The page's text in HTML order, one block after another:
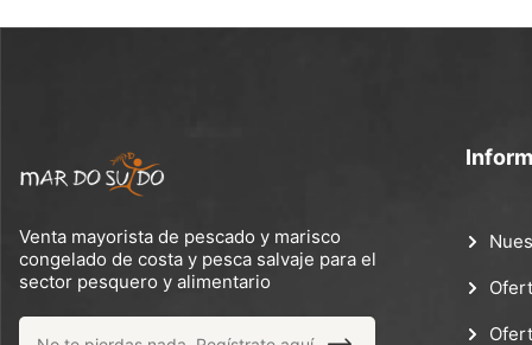
Venta mayorista de pescado y marisco
congelado de costa y pesca salvaje para el
sector pesquero y alimentario